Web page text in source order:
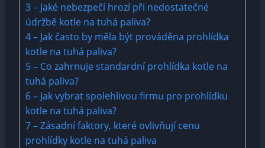
3– Jaké nebezpečí hrozí při nedostatečné
údržbě kotle na tuhá paliva?
4– Jak často by měla být prováděna prohlídka
kotle na tuhá paliva?
5– Co zahrnuje standardní prohlídka kotle na
tuhá paliva?
6– Jak vybrat spolehlivou firmu pro prohlídku
kotle na tuhá paliva?
7– Zásadní faktory, které ovlivňují cenu
prohlídky kotle na tuhá paliva